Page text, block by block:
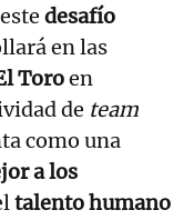
desafío
en las
Toroen
de team
como una
a los
talento humano